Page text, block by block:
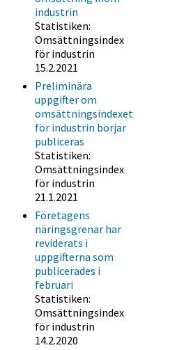
industrin
Statistiken:
Omsättningsindex
för industrin
15.2.2021
Preliminära
uppgifter om
omsättningsindexet
för industrin börjar
publiceras
Statistiken:
Omsättningsindex
för industrin
21.1.2021
Företagens
näringsgrenar har
reviderats i
uppgifterna som
publicerades i
februari
Statistiken:
Omsättningsindex
för industrin
14.2.2020